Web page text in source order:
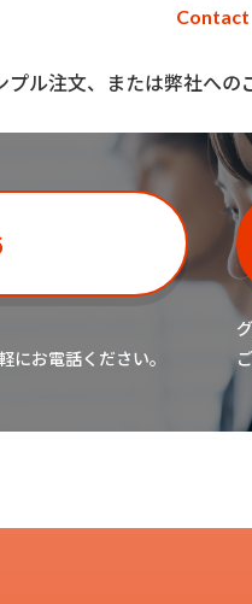
Contact
ル注文、または弊社へ
にお電話ください。